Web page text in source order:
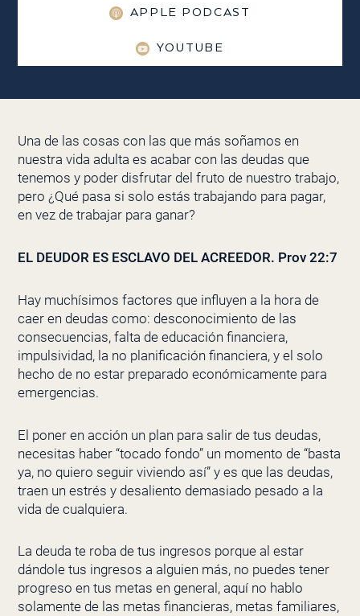
APPLE PODCAST
YOUTUBE
Una de las cosas con las que más soñamos en
nuestra vida adulta es acabar con las deudas que
tenemos y poder disfrutar del fruto de nuestro trabajo,
pero ¿Qué pasa si solo estás trabajando para pagar,
en vez de trabajar para ganar?
EL DEUDOR ES ESCLAVO DEL ACREEDOR. Prov 22:7
Hay muchísimos factores que influyen a la hora de
caer en deudas como: desconocimiento de las
consecuencias, falta de educación financiera,
impulsividad, la no planificación financiera, y el solo
hecho de no estar preparado económicamente para
emergencias.
El poner en acción un plan para salir de tus deudas,
necesitas haber “tocado fondo” un momento de “basta
ya, no quiero seguir viviendo así” y es que las deudas,
traen un estrés y desaliento demasiado pesado a la
vida de cualquiera.
La deuda te roba de tus ingresos porque al estar
dándole tus ingresos a alguien más, no puedes tener
progreso en tus metas en general, aquí no hablo
solamente de las metas financieras, metas familiares,